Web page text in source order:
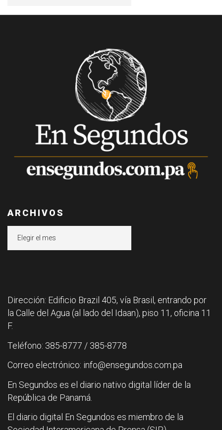
ARCHIVOS
Dirección: Edificio Brazil 405, vía Brasil, entrando por
la Calle del Agua (al lado del Idaan), piso 11, oficina 11
F.
Teléfono: 385-8777 / 385-8778
Correo electrónico: info@ensegundos.com.pa
En Segundos es el diario nativo digital líder de la
República de Panamá.
El diario digital En Segundos es miembro de la